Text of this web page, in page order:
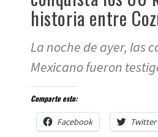
historia entre
La noche de ayer, las
Mexicano fueron
Comparte esto:
Facebook Twitter